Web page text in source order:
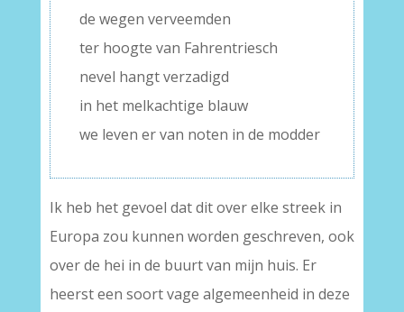
de wegen verveemden
ter hoogte van Fahrentriesch
nevel hangt verzadigd
in het melkachtige blauw
we leven er van noten in de modder
Ik heb het gevoel dat dit over elke streek in
Europa zou kunnen worden geschreven, ook
over de hei in de buurt van mijn huis. Er
heerst een soort vage algemeenheid in deze